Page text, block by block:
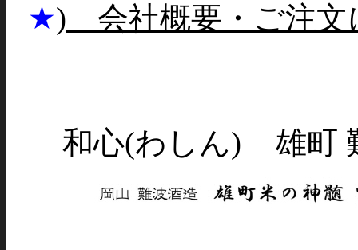
★) 会社概要・ご注
和心(わしん) 雄町